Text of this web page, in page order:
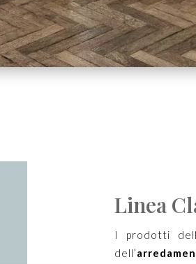
Linea
I prodotti
dell’